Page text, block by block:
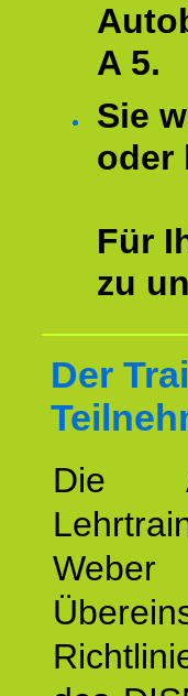
A 5.
Sie
oder
Für
zu
Der
Die